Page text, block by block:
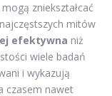
zniekształcać
mitów
efektywna niż
wiele badań
i wykazują
czasem nawet